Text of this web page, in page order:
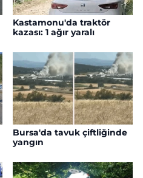
Kastamonu'da traktör
kazası: 1 ağır yaralı
Bursa'da tavuk çiftliğinde
yangın